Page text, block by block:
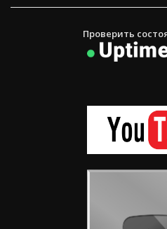
Проверить